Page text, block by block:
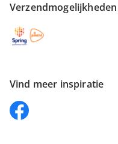
Verzendmogelijkheden
Vind meer inspiratie